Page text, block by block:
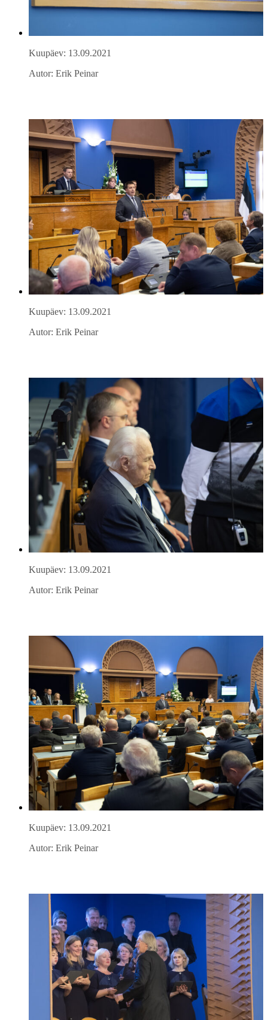
Kuupäev: 13.09.2021
Autor: Erik Peinar
Kuupäev: 13.09.2021
Autor: Erik Peinar
Kuupäev: 13.09.2021
Autor: Erik Peinar
Kuupäev: 13.09.2021
Autor: Erik Peinar